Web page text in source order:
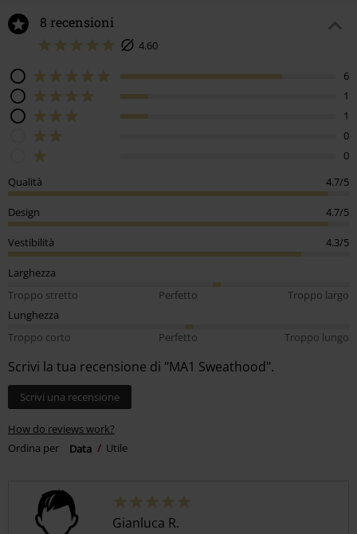
8 recensioni
4.60
6
1
1
0
0
Qualità
4.7/5
Design 4.7/5
Vestibilità 4.3/5
Larghezza
Troppo stretto
Perfetto
Troppo largo
Lunghezza
Troppo corto
Perfetto Troppo lungo
Scrivi la tua recensione di "MA1 Sweathood".
Scrivi una recensione
How do reviews work?
Ordina per
Data Utile
Gianluca R.